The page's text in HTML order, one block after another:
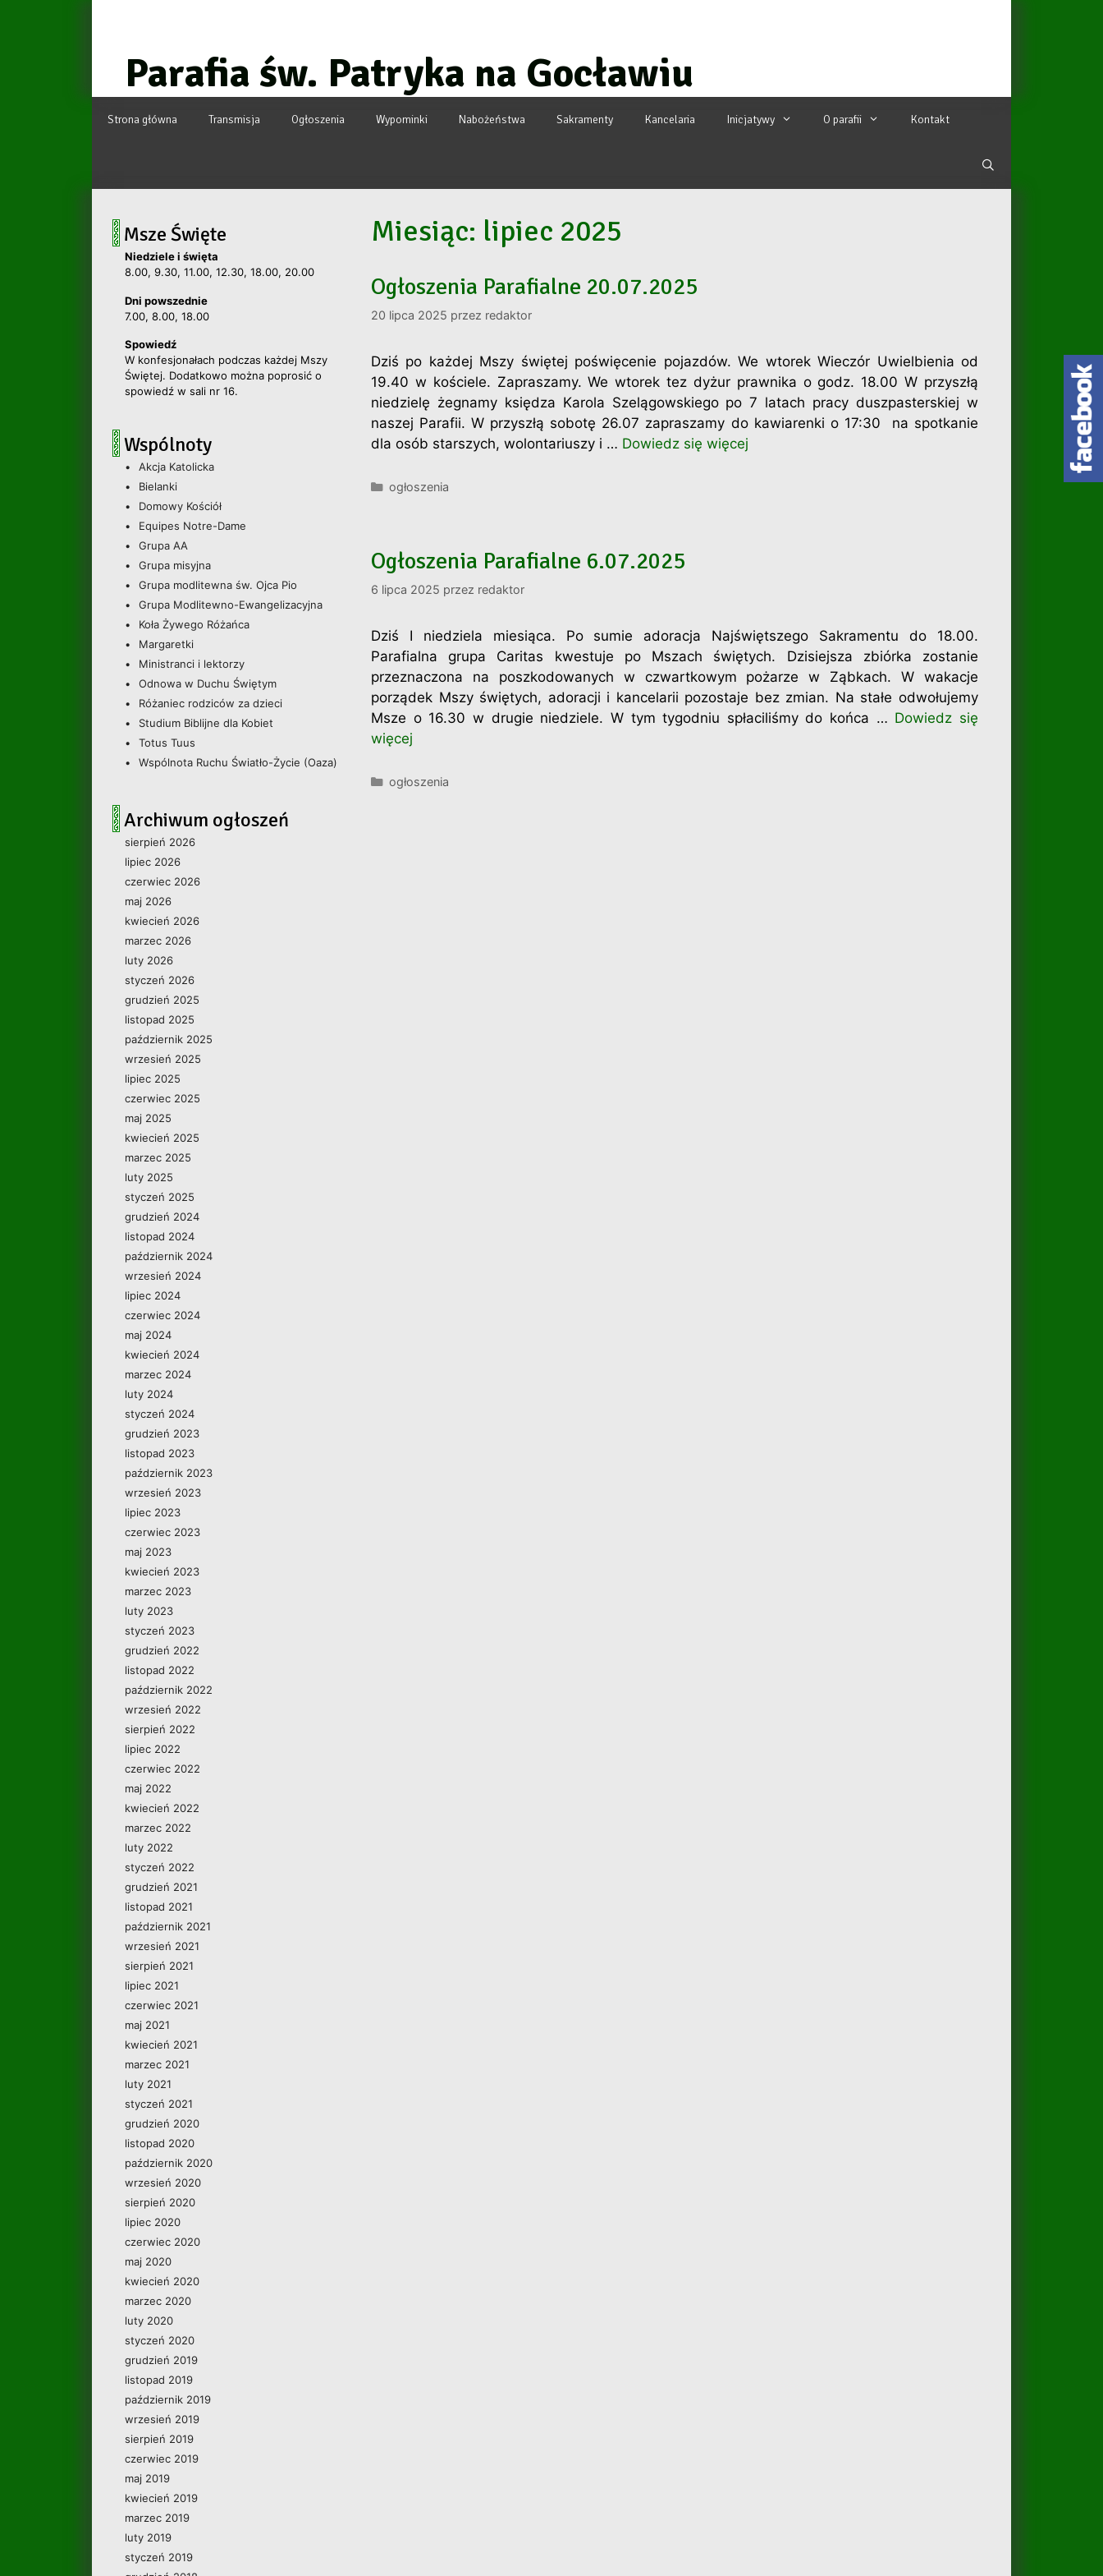
Parafia św. Patryka na Gocławiu
Strona główna Transmisja Ogłoszenia Wypominki Nabożeństwa Sakramenty Kancelaria Inicjatywy O parafii Kontakt
Miesiąc: lipiec 2025
Ogłoszenia Parafialne 20.07.2025
20 lipca 2025 przez redaktor
Dziś po każdej Mszy świętej poświęcenie pojazdów. We wtorek Wieczór Uwielbienia od
19.40 w kościele. Zapraszamy. We wtorek tez dyżur prawnika o godz. 18.00 W przyszłą
niedzielę żegnamy księdza Karola Szelągowskiego po 7 latach pracy duszpasterskiej w
naszej Parafii. W przyszłą sobotę 26.07 zapraszamy do kawiarenki o 17:30 na spotkanie
dla osób starszych, wolontariuszy i … Dowiedz się więcej
Kategorie
ogłoszenia
Ogłoszenia Parafialne 6.07.2025
6 lipca 2025 przez redaktor
Dziś I niedziela miesiąca. Po sumie adoracja Najświętszego Sakramentu do 18.00.
Parafialna grupa Caritas kwestuje po Mszach świętych. Dzisiejsza zbiórka zostanie
przeznaczona na poszkodowanych w czwartkowym pożarze w Ząbkach. W wakacje
porządek Mszy świętych, adoracji i kancelarii pozostaje bez zmian. Na stałe odwołujemy
Msze o 16.30 w drugie niedziele. W tym tygodniu spłaciliśmy do końca … Dowiedz się
więcej
Kategorie
ogłoszenia
Msze Święte
Niedziele i święta
8.00, 9.30, 11.00, 12.30, 18.00, 20.00
Dni powszednie
7.00, 8.00, 18.00
Spowiedź
W konfesjonałach podczas każdej Mszy
Świętej. Dodatkowo można poprosić o
spowiedź w sali nr 16.
Wspólnoty
Akcja Katolicka
Bielanki
Domowy Kościół
Equipes Notre-Dame
Grupa AA
Grupa misyjna
Grupa modlitewna św. Ojca Pio
Grupa Modlitewno-Ewangelizacyjna
Koła Żywego Różańca
Margaretki
Ministranci i lektorzy
Odnowa w Duchu Świętym
Różaniec rodziców za dzieci
Studium Biblijne dla Kobiet
Totus Tuus
Wspólnota Ruchu Światło-Życie (Oaza)
Archiwum ogłoszeń
sierpień 2026
lipiec 2026
czerwiec 2026
maj 2026
kwiecień 2026
marzec 2026
luty 2026
styczeń 2026
grudzień 2025
listopad 2025
październik 2025
wrzesień 2025
lipiec 2025
czerwiec 2025
maj 2025
kwiecień 2025
marzec 2025
luty 2025
styczeń 2025
grudzień 2024
listopad 2024
październik 2024
wrzesień 2024
lipiec 2024
czerwiec 2024
maj 2024
kwiecień 2024
marzec 2024
luty 2024
styczeń 2024
grudzień 2023
listopad 2023
październik 2023
wrzesień 2023
lipiec 2023
czerwiec 2023
maj 2023
kwiecień 2023
marzec 2023
luty 2023
styczeń 2023
grudzień 2022
listopad 2022
październik 2022
wrzesień 2022
sierpień 2022
lipiec 2022
czerwiec 2022
maj 2022
kwiecień 2022
marzec 2022
luty 2022
styczeń 2022
grudzień 2021
listopad 2021
październik 2021
wrzesień 2021
sierpień 2021
lipiec 2021
czerwiec 2021
maj 2021
kwiecień 2021
marzec 2021
luty 2021
styczeń 2021
grudzień 2020
listopad 2020
październik 2020
wrzesień 2020
sierpień 2020
lipiec 2020
czerwiec 2020
maj 2020
kwiecień 2020
marzec 2020
luty 2020
styczeń 2020
grudzień 2019
listopad 2019
październik 2019
wrzesień 2019
sierpień 2019
czerwiec 2019
maj 2019
kwiecień 2019
marzec 2019
luty 2019
styczeń 2019